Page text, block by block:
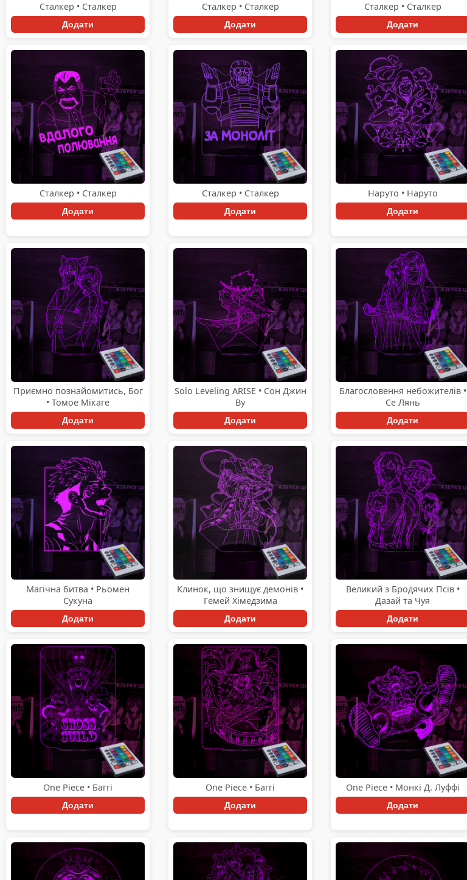
Сталкер • Сталкер
Додати
Сталкер • Сталкер
Додати
Сталкер • Сталкер
Додати
Сталкер • Сталкер
Додати
Сталкер • Сталкер
Додати
Наруто • Наруто
Додати
Приємно познайомитись, Бог
• Томое Мікаге
Додати
Solo Leveling ARISE • Сон Джин
Ву
Додати
Благословення небожителів •
Се Лянь
Додати
Магічна битва • Рьомен
Сукуна
Додати
Клинок, що знищує демонів •
Гемей Хімедзима
Додати
Великий з Бродячих Псів •
Дазай та Чуя
Додати
One Piece • Баггі
Додати
One Piece • Баггі
Додати
One Piece • Монкі Д. Луффі
Додати